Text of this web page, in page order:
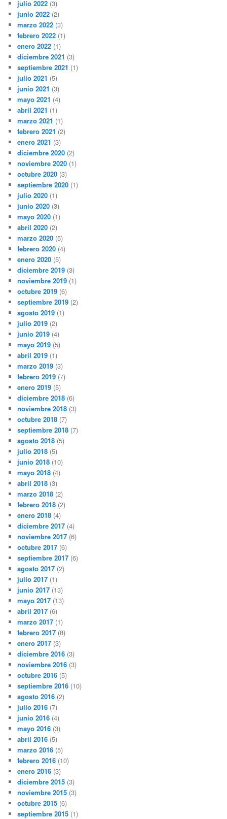
julio 2022 (3)
junio 2022 (2)
marzo 2022 (3)
febrero 2022 (1)
enero 2022 (1)
diciembre 2021 (3)
septiembre 2021 (1)
julio 2021 (5)
junio 2021 (3)
mayo 2021 (4)
abril 2021 (1)
marzo 2021 (1)
febrero 2021 (2)
enero 2021 (3)
diciembre 2020 (2)
noviembre 2020 (1)
octubre 2020 (3)
septiembre 2020 (1)
julio 2020 (1)
junio 2020 (3)
mayo 2020 (1)
abril 2020 (2)
marzo 2020 (5)
febrero 2020 (4)
enero 2020 (5)
diciembre 2019 (3)
noviembre 2019 (1)
octubre 2019 (6)
septiembre 2019 (2)
agosto 2019 (1)
julio 2019 (2)
junio 2019 (4)
mayo 2019 (5)
abril 2019 (1)
marzo 2019 (3)
febrero 2019 (7)
enero 2019 (5)
diciembre 2018 (6)
noviembre 2018 (3)
octubre 2018 (7)
septiembre 2018 (7)
agosto 2018 (5)
julio 2018 (5)
junio 2018 (10)
mayo 2018 (4)
abril 2018 (3)
marzo 2018 (2)
febrero 2018 (2)
enero 2018 (4)
diciembre 2017 (4)
noviembre 2017 (6)
octubre 2017 (6)
septiembre 2017 (6)
agosto 2017 (2)
julio 2017 (1)
junio 2017 (13)
mayo 2017 (13)
abril 2017 (6)
marzo 2017 (1)
febrero 2017 (8)
enero 2017 (3)
diciembre 2016 (3)
noviembre 2016 (3)
octubre 2016 (5)
septiembre 2016 (10)
agosto 2016 (2)
julio 2016 (7)
junio 2016 (4)
mayo 2016 (3)
abril 2016 (5)
marzo 2016 (5)
febrero 2016 (10)
enero 2016 (3)
diciembre 2015 (3)
noviembre 2015 (3)
octubre 2015 (6)
septiembre 2015 (1)